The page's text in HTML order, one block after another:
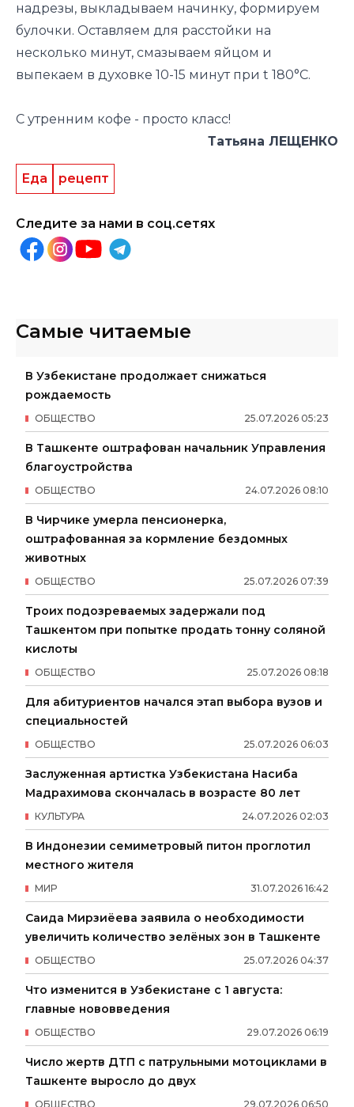
надрезы, выкладываем начинку, формируем
булочки. Оставляем для расстойки на
несколько минут, смазываем яйцом и
выпекаем в духовке 10-15 минут при t 180°С.
С утренним кофе - просто класс!
Татьяна ЛЕЩЕНКО
Еда рецепт
Следите за нами в соц.сетях
Самые читаемые
В Узбекистане продолжает снижаться
рождаемость
25.07.2026 05:23
ОБЩЕСТВО
В Ташкенте оштрафован начальник Управления
благоустройства
24.07.2026 08:10
ОБЩЕСТВО
В Чирчике умерла пенсионерка,
оштрафованная за кормление бездомных
животных
25.07.2026 07:39
ОБЩЕСТВО
Троих подозреваемых задержали под
Ташкентом при попытке продать тонну соляной
кислоты
25.07.2026 08:18
ОБЩЕСТВО
Для абитуриентов начался этап выбора вузов и
специальностей
25.07.2026 06:03
ОБЩЕСТВО
Заслуженная артистка Узбекистана Насиба
Мадрахимова скончалась в возрасте 80 лет
24.07.2026 02:03
КУЛЬТУРА
В Индонезии семиметровый питон проглотил
местного жителя
31.07.2026 16:42
МИР
Саида Мирзиёева заявила о необходимости
увеличить количество зелёных зон в Ташкенте
25.07.2026 04:37
ОБЩЕСТВО
Что изменится в Узбекистане с 1 августа:
главные нововведения
29.07.2026 06:19
ОБЩЕСТВО
Число жертв ДТП с патрульными мотоциклами в
Ташкенте выросло до двух
29.07.2026 06:50
ОБЩЕСТВО